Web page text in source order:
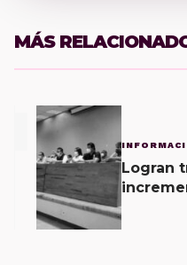
MÁS
Logran